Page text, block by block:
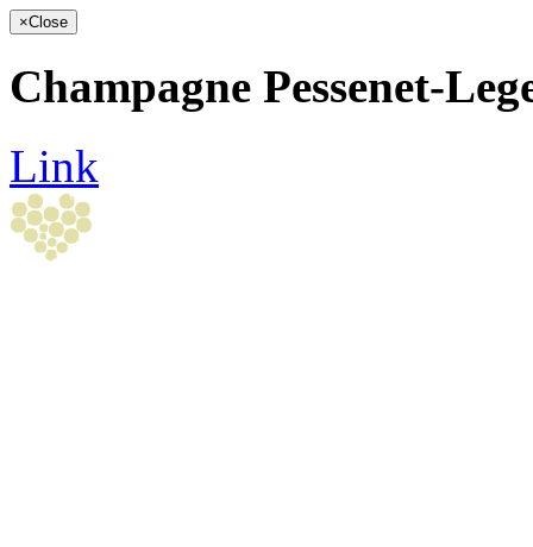
×Close
Champagne Pessenet-
Link